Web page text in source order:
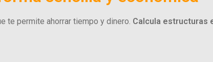
te permite ahorrar tiempo y dinero. Calcula estructuras